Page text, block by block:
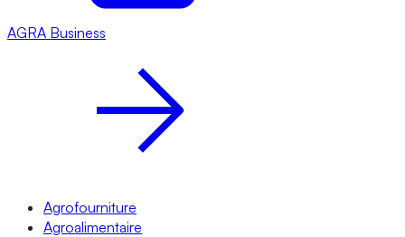
AGRA Business
Agrofourniture
Agroalimentaire